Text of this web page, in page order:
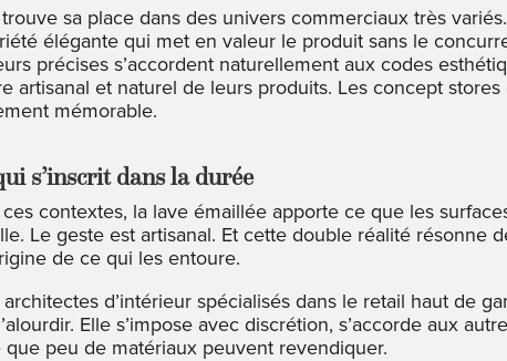
sa place dans des univers commerciaux très
élégante qui met en valeur le produit sans le
précises s’accordent naturellement aux codes
artisanal et naturel de leurs produits. Les concept
mémorable.
s’inscrit dans la durée
contextes, la lave émaillée apporte ce que les
Le geste est artisanal. Et cette double réalité résonne
de ce qui les entoure.
d’intérieur spécialisés dans le retail haut de
Elle s’impose avec discrétion, s’accorde aux
peu de matériaux peuvent revendiquer.